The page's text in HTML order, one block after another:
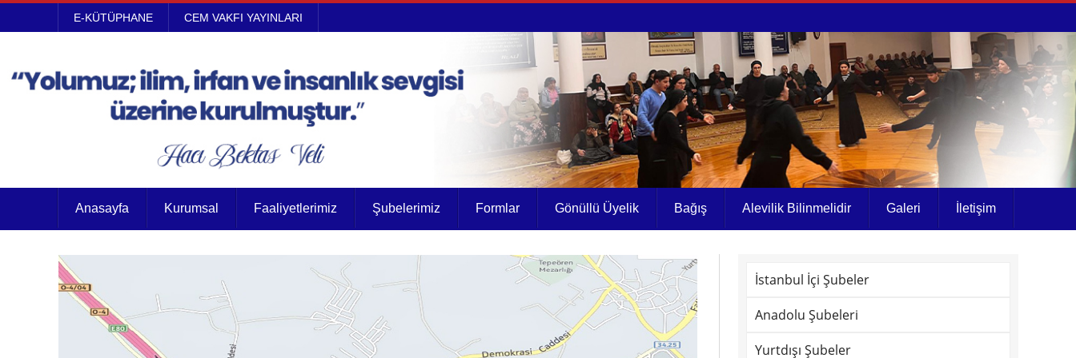
E-KÜTÜPHANE CEM VAKFI YAYINLARI
Anasayfa Kurumsal Faaliyetlerimiz Şubelerimiz Formlar Gönüllü Üyelik Bağış Alevilik Bilinmelidir Galeri İletişim
İstanbul İçi Şubeler
Anadolu Şubeleri
Yurtdışı Şubeler